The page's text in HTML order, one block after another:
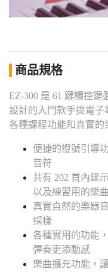
商品規格
EZ-300 是 61 鍵觸控
設計的入門款手提電子
各種課程功能和真實的
便捷的燈號引導
音符
共有 202 首內建
以及練習用的樂曲
真實自然的樂器
採樣
各種實用的功能
彈奏更添動感
樂曲擴充功能，